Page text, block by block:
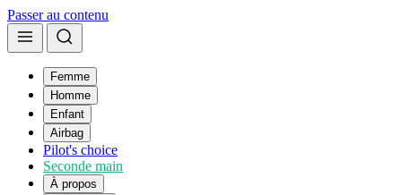
Passer au contenu
Femme
Homme
Enfant
Airbag
Pilot's choice
Seconde main
À propos